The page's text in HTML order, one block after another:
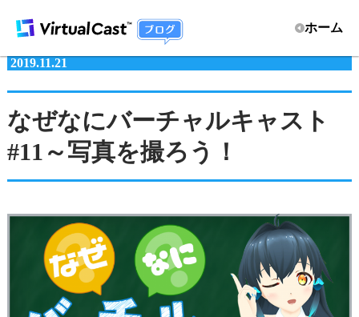
ホーム
2019.11.21
なぜなにバーチャルキャスト
#11～写真を撮ろう！